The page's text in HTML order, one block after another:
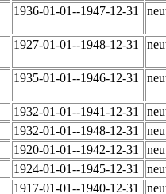
1936-01-01--1947-12-31
1927-01-01--1948-12-31
1935-01-01--1946-12-31
1932-01-01--1941-12-31
1932-01-01--1948-12-31
1920-01-01--1942-12-31
1924-01-01--1945-12-31
1917-01-01--1940-12-31